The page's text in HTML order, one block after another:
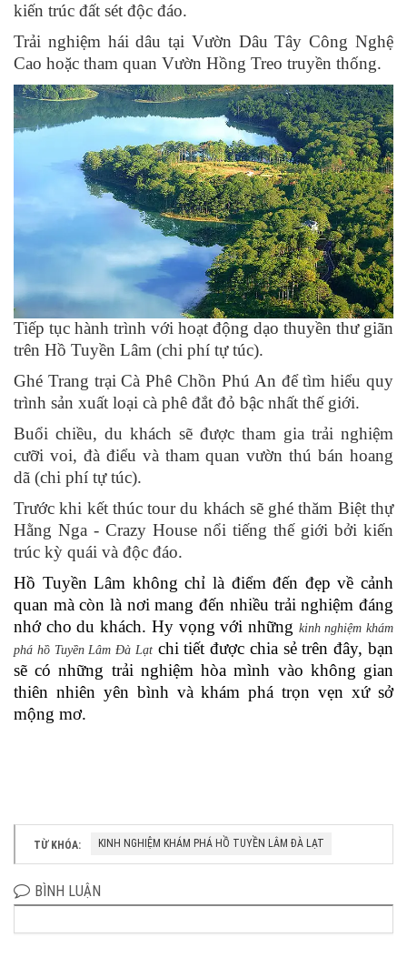
kiến trúc đất sét độc đáo.
Trải nghiệm hái dâu tại Vườn Dâu Tây Công Nghệ
Cao hoặc tham quan Vườn Hồng Treo truyền thống.
Tiếp tục hành trình với hoạt động dạo thuyền thư giãn
trên Hồ Tuyền Lâm (chi phí tự túc).
Ghé Trang trại Cà Phê Chồn Phú An để tìm hiểu quy
trình sản xuất loại cà phê đắt đỏ bậc nhất thế giới.
Buổi chiều, du khách sẽ được tham gia trải nghiệm
cưỡi voi, đà điểu và tham quan vườn thú bán hoang
dã (chi phí tự túc).
Trước khi kết thúc tour du khách sẽ ghé thăm Biệt thự
Hằng Nga - Crazy House nổi tiếng thế giới bởi kiến
trúc kỳ quái và độc đáo.
Hồ Tuyền Lâm không chỉ là điểm đến đẹp về cảnh
quan mà còn là nơi mang đến nhiều trải nghiệm đáng
nhớ cho du khách. Hy vọng với những kinh nghiệm khám
phá hồ Tuyền Lâm Đà Lạtchi tiết được chia sẻ trên đây, bạn
sẽ có những trải nghiệm hòa mình vào không gian
thiên nhiên yên bình và khám phá trọn vẹn xứ sở
mộng mơ.
TỪ KHÓA: KINH NGHIỆM KHÁM PHÁ HỒ TUYỀN LÂM ĐÀ LẠT
BÌNH LUẬN